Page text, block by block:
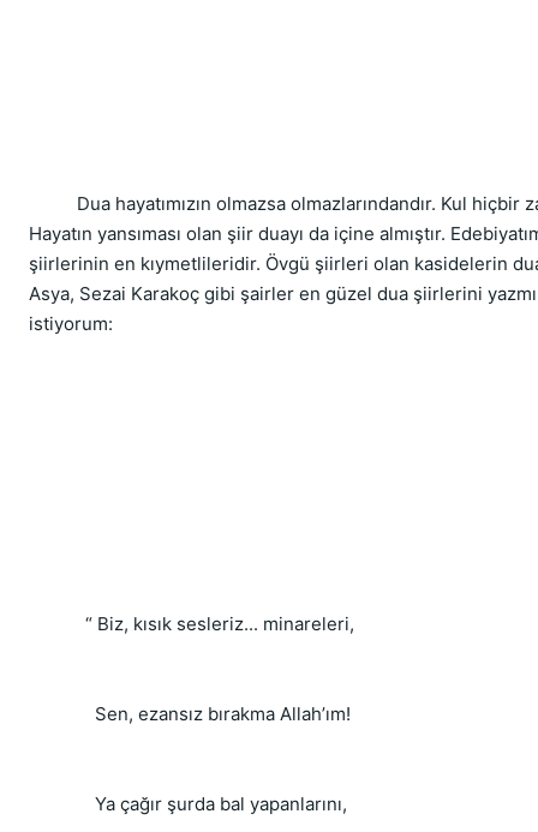
Dua hayatımızın olmazsa olmazlarındandır. Kul hiçbir
Hayatın yansıması olan şiir duayı da içine almıştır.
şiirlerinin en kıymetlileridir. Övgü şiirleri olan kasidelerin
Asya, Sezai Karakoç gibi şairler en güzel dua şiirlerini
istiyorum:
“ Biz, kısık sesleriz... minareleri,
Sen, ezansız bırakma Allah’ım!
Ya çağır şurda bal yapanlarını,